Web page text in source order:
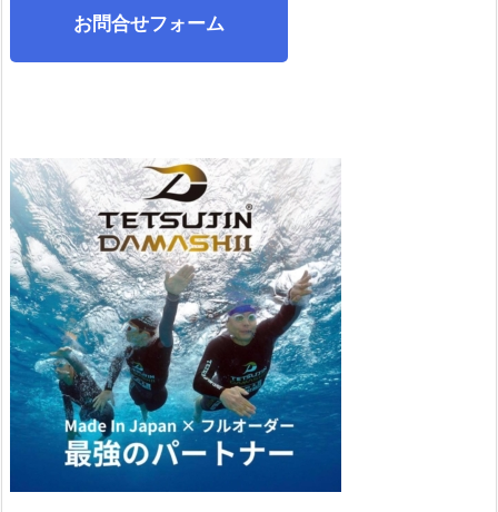
お問合せフォーム